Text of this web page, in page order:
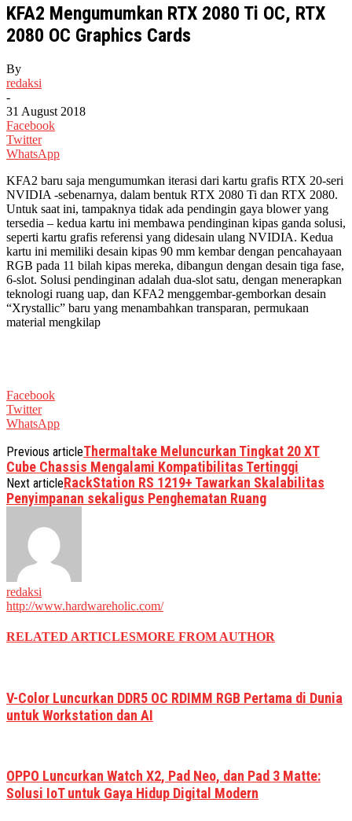
KFA2 Mengumumkan RTX 2080 Ti OC, RTX
2080 OC Graphics Cards
By
redaksi
-
31 August 2018
Facebook
Twitter
WhatsApp
KFA2 baru saja mengumumkan iterasi dari kartu grafis RTX 20-seri
NVIDIA -sebenarnya, dalam bentuk RTX 2080 Ti dan RTX 2080.
Untuk saat ini, tampaknya tidak ada pendingin gaya blower yang
tersedia – kedua kartu ini membawa pendinginan kipas ganda solusi,
seperti kartu grafis referensi yang didesain ulang NVIDIA. Kedua
kartu ini memiliki desain kipas 90 mm kembar dengan pencahayaan
RGB pada 11 bilah kipas mereka, dibangun dengan desain tiga fase,
6-slot. Solusi pendinginan adalah dua-slot satu, dengan menerapkan
teknologi ruang uap, dan KFA2 menggembar-gemborkan desain
“Xrystallic” baru yang menambahkan transparan, permukaan
material mengkilap
Facebook
Twitter
WhatsApp
Previous articleThermaltake Meluncurkan Tingkat 20 XT
Cube Chassis Mengalami Kompatibilitas Tertinggi
Next articleRackStation RS 1219+ Tawarkan Skalabilitas
Penyimpanan sekaligus Penghematan Ruang
redaksi
http://www.hardwareholic.com/
RELATED ARTICLESMORE FROM AUTHOR
V-Color Luncurkan DDR5 OC RDIMM RGB Pertama di Dunia
untuk Workstation dan AI
OPPO Luncurkan Watch X2, Pad Neo, dan Pad 3 Matte:
Solusi IoT untuk Gaya Hidup Digital Modern